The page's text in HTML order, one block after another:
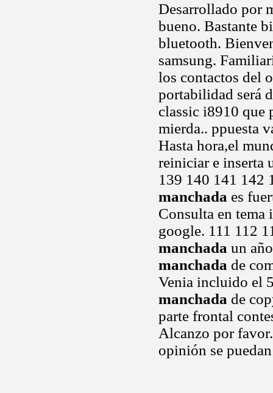
Desarrollado por
bueno. Bastante
bluetooth.
samsung.
los contactos del
portabilidad será
classic i8910 que
mierda.. ppuesta
Hasta hora,el
reiniciar e inserta
139 140 141 142
manchada es
Consulta en
google. 111 112
manchada un
manchada de
Venia incluido el
manchada de
parte frontal
Alcanzo por
opinión se